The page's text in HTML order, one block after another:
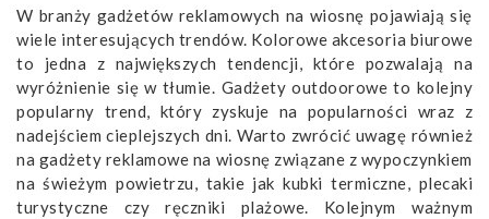
W branży gadżetów reklamowych na wiosnę pojawiają się
wiele interesujących trendów. Kolorowe akcesoria biurowe
to jedna z największych tendencji, które pozwalają na
wyróżnienie się w tłumie. Gadżety outdoorowe to kolejny
popularny trend, który zyskuje na popularności wraz z
nadejściem cieplejszych dni. Warto zwrócić uwagę również
na gadżety reklamowe na wiosnę związane z wypoczynkiem
na świeżym powietrzu, takie jak kubki termiczne, plecaki
turystyczne czy ręczniki plażowe. Kolejnym ważnym